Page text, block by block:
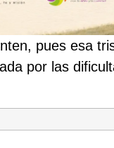
pues esa
por las